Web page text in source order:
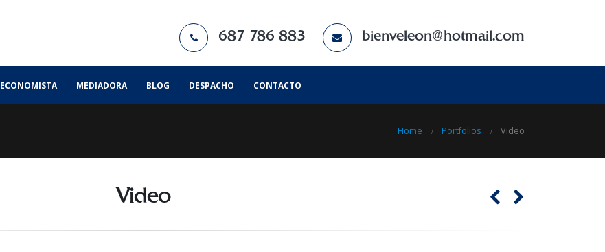
687 786 883 bienveleon@hotmail.com
ECONOMISTA MEDIADORA BLOG DESPACHO CONTACTO
Home Portfolios Video
Video